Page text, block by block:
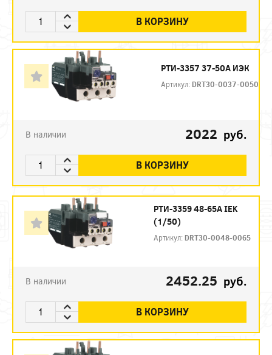
В КОРЗИНУ
РТИ-3357 37-50А ИЭК
Артикул:DRT30-0037-0050
В наличии 2022 руб.
В КОРЗИНУ
РТИ-3359 48-65А IEK
(1/50)
Артикул:DRT30-0048-0065
В наличии 2452.25 руб.
В КОРЗИНУ